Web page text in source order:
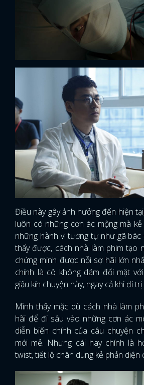
Điều này gây ảnh hưởng đến hiện
luôn có những cơn ác mộng mà
những hành vi tương tự như gã bác
thấy được, cách nhà làm phim tạo
chứng minh được nỗi sợ hãi lớn
chính là cô không dám đối mặt
giấu kín chuyện này, ngay cả khi đi
Mình thấy mặc dù cách nhà làm
hãi để đi sâu vào những cơn ác
diễn biến chính của câu chuyện
mới mẻ. Nhưng cái hay chính là
twist, tiết lộ chân dung kẻ phản diện